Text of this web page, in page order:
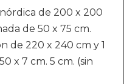
de 200 x 200
de 50 x 75 cm.
de 220 x 240 cm y 1
x 7 cm. 5 cm. (sin